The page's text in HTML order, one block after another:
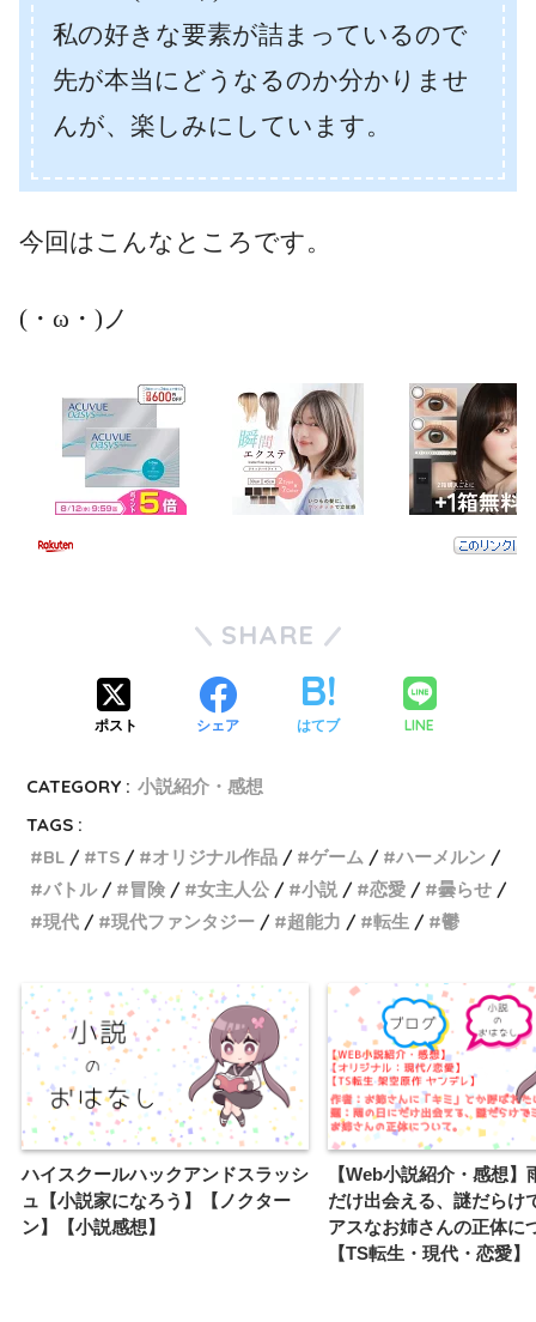
私の好きな要素が詰まっているので
先が本当にどうなるのか分かりませ
んが、楽しみにしています。
今回はこんなところです。
(・ω・)ノ
SHARE
ポスト シェア はてブ LINE
CATEGORY : 小説紹介・感想
TAGS :
BL
TS オリジナル作品 ゲーム
ハーメルン
バトル
冒険 女主人公 小説 恋愛
曇らせ
現代
現代ファンタジー 超能力 転生 鬱
ハイスクールハックアンドスラッシ
ュ【小説家になろう】【ノクター
ン】【小説感想】
【Web小説紹介・感想】
だけ出会える、謎だらけ
アスなお姉さんの正体に
【TS転生・現代・恋愛】